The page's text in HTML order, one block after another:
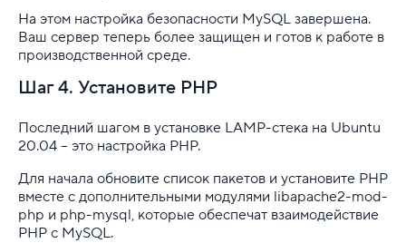
На этом настройка безопасности MySQL завершена.
Ваш сервер теперь более защищен и готов к работе в
производственной среде.
Шаг 4. Установите PHP
Последний шагом в установке LAMP-стека на Ubuntu
20.04 – это настройка PHP.
Для начала обновите список пакетов и установите PHP
вместе с дополнительными модулями libapache2-mod-
php и php-mysql, которые обеспечат взаимодействие
PHP с MySQL.